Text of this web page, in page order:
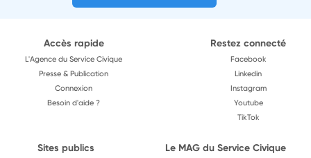
Accès rapide
L'Agence du Service Civique
Presse & Publication
Connexion
Besoin d'aide ?
Restez connecté
Facebook
Linkedin
Instagram
Youtube
TikTok
Sites publics Le MAG du Service Civique